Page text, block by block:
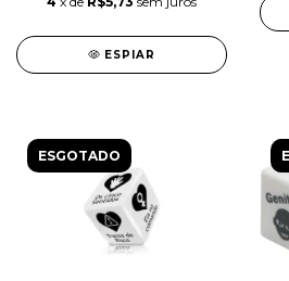
ESPIAR
ESGOTADO